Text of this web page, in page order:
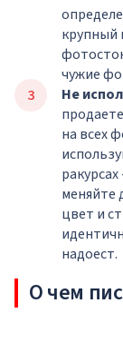
крупный
чужие
Не
на всех
меняйте
цвет и
надоест.
О чем